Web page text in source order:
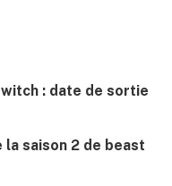
: date de sortie
saison 2 de beast